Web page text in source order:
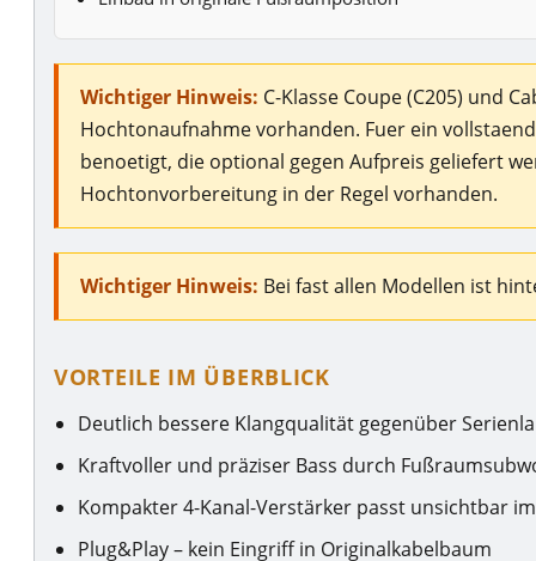
Wichtiger Hinweis: C-Klasse Coupe (C205) und
Hochtonaufnahme vorhanden. Fuer ein
benoetigt, die optional gegen Aufpreis geliefert
Hochtonvorbereitung in der Regel vorhanden.
Wichtiger Hinweis: Bei fast allen Modellen ist
VORTEILE IM ÜBERBLICK
Deutlich bessere Klangqualität gegenüber
Kraftvoller und präziser Bass durch
Kompakter 4-Kanal-Verstärker passt unsichtbar
Plug&Play – kein Eingriff in Originalkabelbaum